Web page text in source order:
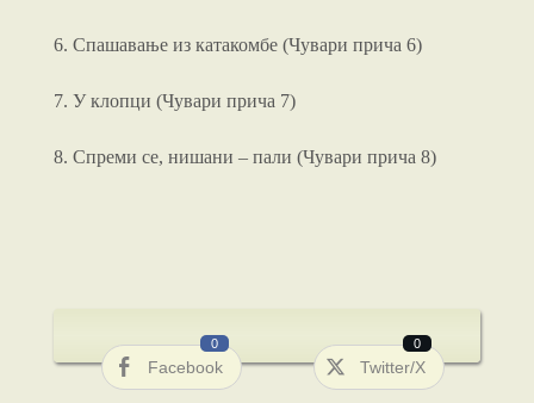
6. Спашавање из катакомбе (Чувари прича 6)
7. У клопци (Чувари прича 7)
8. Спреми се, нишани – пали (Чувари прича 8)
Facebook
0
Twitter/X
0